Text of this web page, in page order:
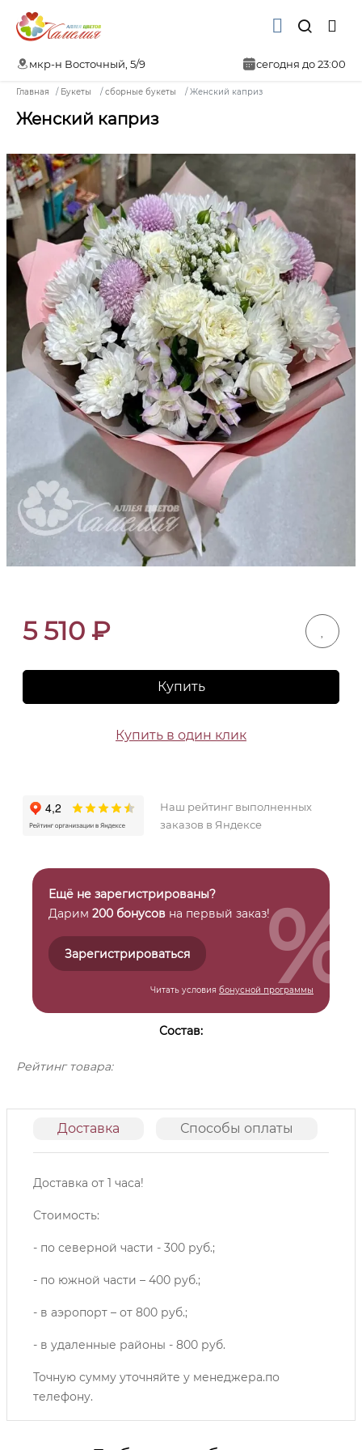
мкр-н Восточный, 5/9 сегодня до 23:00
Главная Букеты сборные букеты Женский каприз
Женский каприз
5 510 ₽
Купить
Купить в один клик
Наш рейтинг выполненных
заказов в Яндексе
Ещё не зарегистрированы?
Дарим 200 бонусов на первый заказ!
Зарегистрироваться
Читать условия бонусной программы
%
Состав:
Рейтинг товара:
Доставка Способы оплаты
Доставка от 1 часа!
Стоимость:
- по северной части - 300 руб.;
- по южной части – 400 руб.;
- в аэропорт – от 800 руб.;
- в удаленные районы - 800 руб.
Точную сумму уточняйте у менеджера.по
телефону.